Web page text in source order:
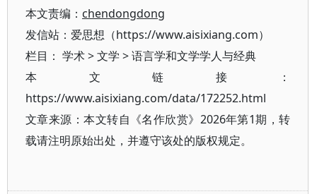
本文责编： chendongdong
发信站：爱思想（https://www.aisixiang.com）
栏目： 学术>文学 >语言学和文学学人与经典
本文链接：
https://www.aisixiang.com/data/172252.html
文章来源：本文转自《名作欣赏》2026年第1期，转
载请注明原始出处，并遵守该处的版权规定。